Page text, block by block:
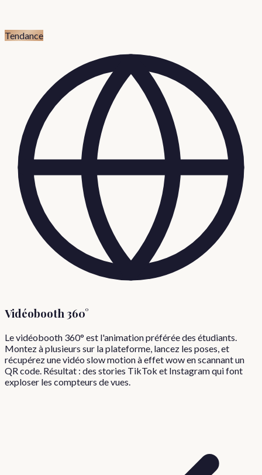
Tendance
Vidéobooth 360°
Le vidéobooth 360° est l'animation préférée des étudiants.
Montez à plusieurs sur la plateforme, lancez les poses, et
récupérez une vidéo slow motion à effet wow en scannant un
QR code. Résultat : des stories TikTok et Instagram qui font
exploser les compteurs de vues.